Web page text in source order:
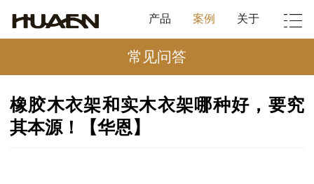
产品 案例 关于
常见问答
橡胶木衣架和实木衣架哪种好，要究
其本源！【华恩】